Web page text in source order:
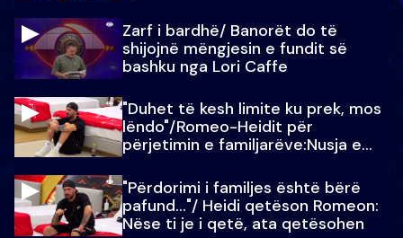
Zarf i bardhë/ Banorët do të
shijojnë mëngjesin e fundit së
bashku nga Lori Caffe
"Duhet të kesh limite ku prek, mos
lëndo"/Romeo-Heidit për
përjetimin e familjarëve:Nusja e
"Përdorimi i familjes është bërë
pafund…"/ Heidi qetëson Romeon:
Nëse ti je i qetë, ata qetësohen